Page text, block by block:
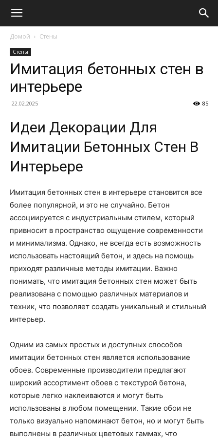
Домой Стены
Стены
Имитация бетонных стен в
интерьере
22.02.2025 85
Идеи Декорации Для
Имитации Бетонных Стен В
Интерьере
Имитация бетонных стен в интерьере становится все
более популярной, и это не случайно. Бетон
ассоциируется с индустриальным стилем, который
привносит в пространство ощущение современности
и минимализма. Однако, не всегда есть возможность
использовать настоящий бетон, и здесь на помощь
приходят различные методы имитации. Важно
понимать, что имитация бетонных стен может быть
реализована с помощью различных материалов и
техник, что позволяет создать уникальный и стильный
интерьер.
Одним из самых простых и доступных способов
имитации бетонных стен является использование
обоев. Современные производители предлагают
широкий ассортимент обоев с текстурой бетона,
которые легко наклеиваются и могут быть
использованы в любом помещении. Такие обои не
только визуально напоминают бетон, но и могут быть
выполнены в различных цветовых гаммах, что